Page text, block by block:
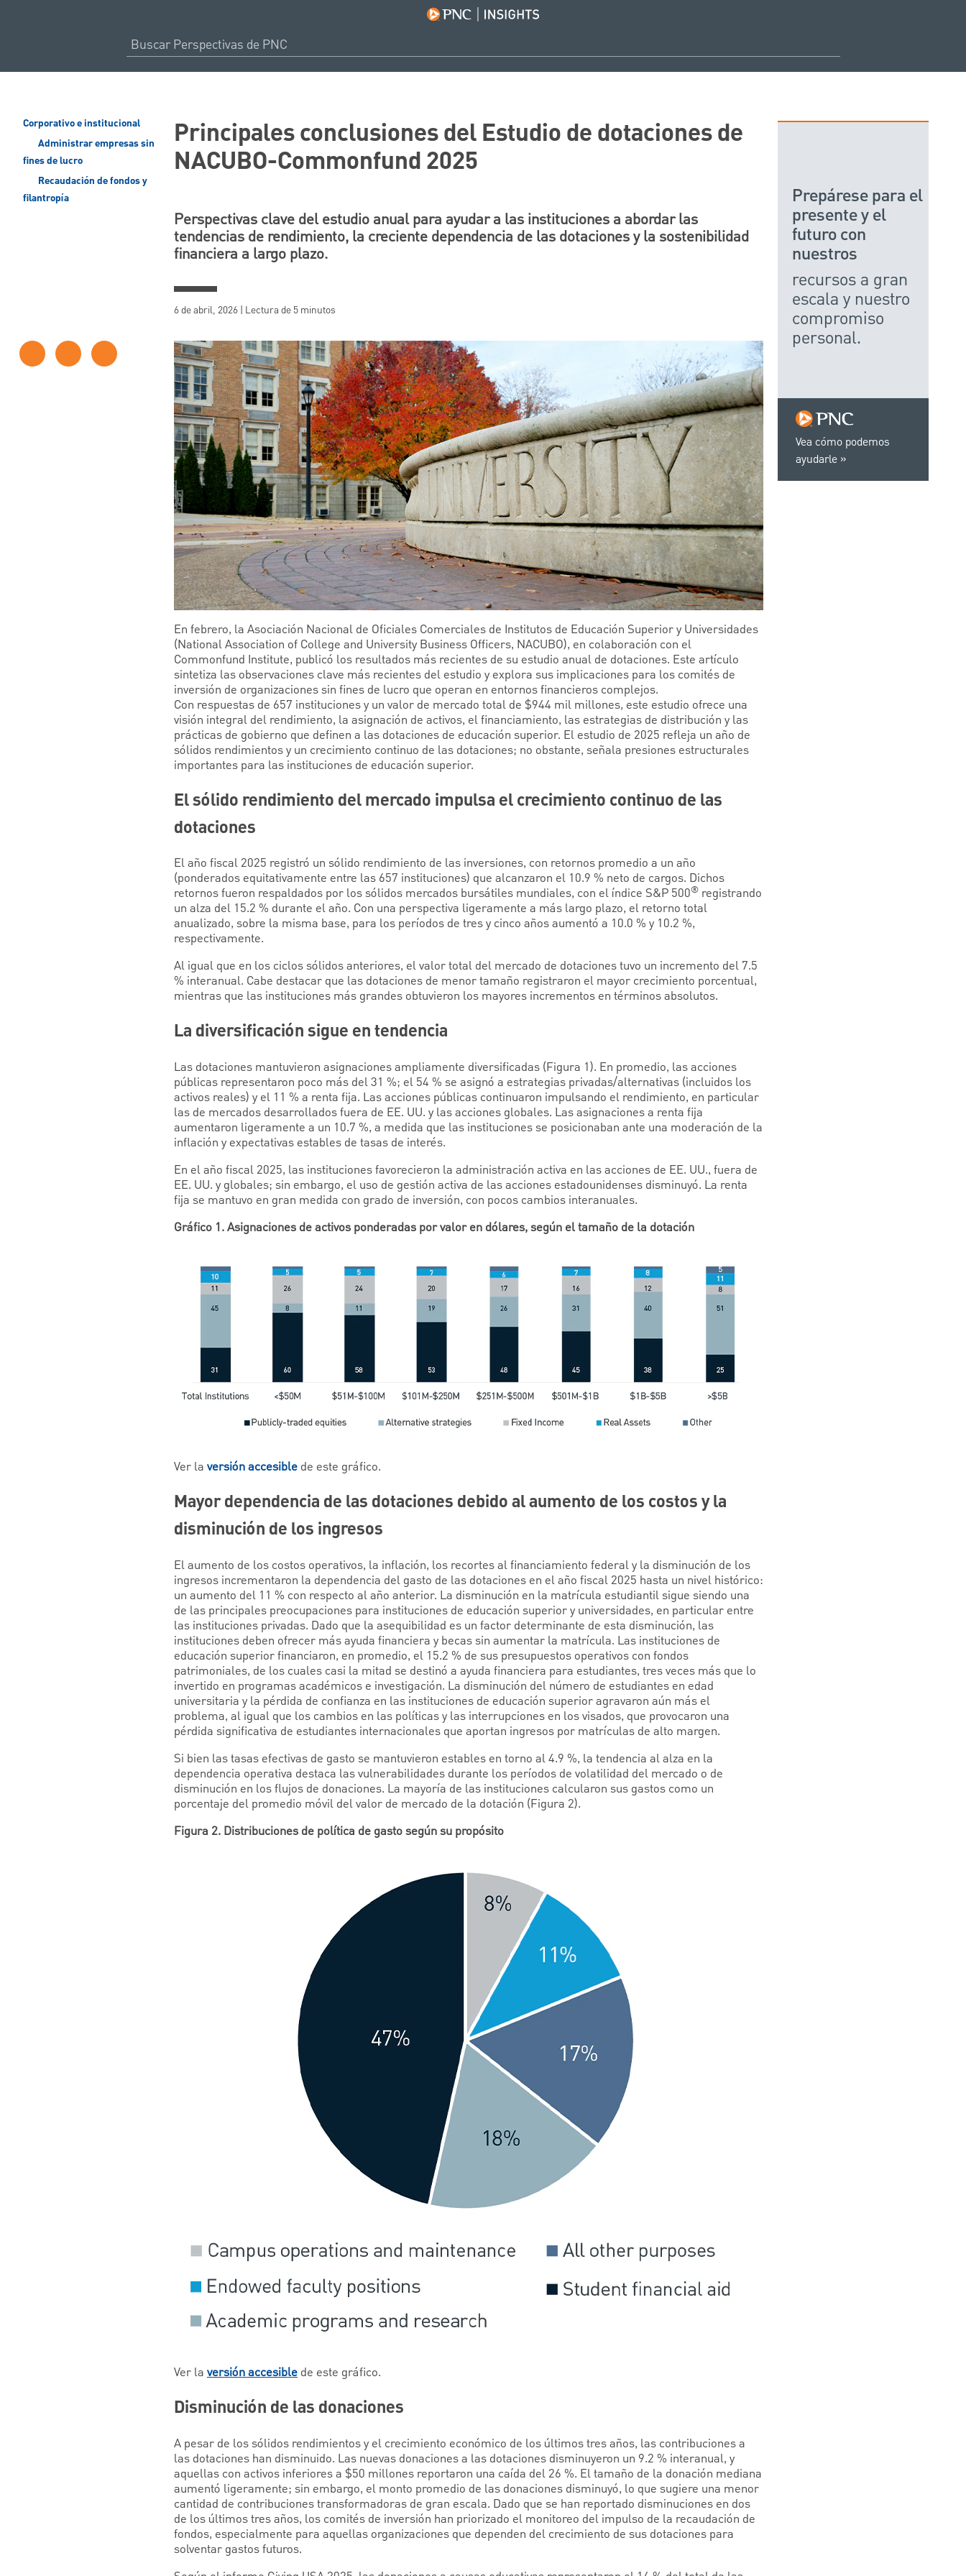
Corporativo e institucional
Administrar empresas sin
fines de lucro
Recaudación de fondos y
filantropía
Principales conclusiones del Estudio de dotaciones de
NACUBO-Commonfund 2025
Perspectivas clave del estudio anual para ayudar a las instituciones a abordar las
tendencias de rendimiento, la creciente dependencia de las dotaciones y la sostenibilidad
financiera a largo plazo.
6 de abril, 2026 | Lectura de 5 minutos
En febrero, la Asociación Nacional de Oficiales Comerciales de Institutos de Educación Superior y Universidades
(National Association of College and University Business Officers, NACUBO), en colaboración con el
Commonfund Institute, publicó los resultados más recientes de su estudio anual de dotaciones. Este artículo
sintetiza las observaciones clave más recientes del estudio y explora sus implicaciones para los comités de
inversión de organizaciones sin fines de lucro que operan en entornos financieros complejos.
Con respuestas de 657 instituciones y un valor de mercado total de $944 mil millones, este estudio ofrece una
visión integral del rendimiento, la asignación de activos, el financiamiento, las estrategias de distribución y las
prácticas de gobierno que definen a las dotaciones de educación superior. El estudio de 2025 refleja un año de
sólidos rendimientos y un crecimiento continuo de las dotaciones; no obstante, señala presiones estructurales
importantes para las instituciones de educación superior.
El sólido rendimiento del mercado impulsa el crecimiento continuo de las
dotaciones
El año fiscal 2025 registró un sólido rendimiento de las inversiones, con retornos promedio a un año
(ponderados equitativamente entre las 657 instituciones) que alcanzaron el 10.9 % neto de cargos. Dichos
retornos fueron respaldados por los sólidos mercados bursátiles mundiales, con el índice S&P 500® registrando
un alza del 15.2 % durante el año. Con una perspectiva ligeramente a más largo plazo, el retorno total
anualizado, sobre la misma base, para los períodos de tres y cinco años aumentó a 10.0 % y 10.2 %,
respectivamente.
Al igual que en los ciclos sólidos anteriores, el valor total del mercado de dotaciones tuvo un incremento del 7.5
% interanual. Cabe destacar que las dotaciones de menor tamaño registraron el mayor crecimiento porcentual,
mientras que las instituciones más grandes obtuvieron los mayores incrementos en términos absolutos.
La diversificación sigue en tendencia
Las dotaciones mantuvieron asignaciones ampliamente diversificadas (Figura 1). En promedio, las acciones
públicas representaron poco más del 31 %; el 54 % se asignó a estrategias privadas/alternativas (incluidos los
activos reales) y el 11 % a renta fija. Las acciones públicas continuaron impulsando el rendimiento, en particular
las de mercados desarrollados fuera de EE. UU. y las acciones globales. Las asignaciones a renta fija
aumentaron ligeramente a un 10.7 %, a medida que las instituciones se posicionaban ante una moderación de la
inflación y expectativas estables de tasas de interés.
En el año fiscal 2025, las instituciones favorecieron la administración activa en las acciones de EE. UU., fuera de
EE. UU. y globales; sin embargo, el uso de gestión activa de las acciones estadounidenses disminuyó. La renta
fija se mantuvo en gran medida con grado de inversión, con pocos cambios interanuales.
Gráfico 1. Asignaciones de activos ponderadas por valor en dólares, según el tamaño de la dotación
Ver la versión accesible de este gráfico.
Mayor dependencia de las dotaciones debido al aumento de los costos y la
disminución de los ingresos
El aumento de los costos operativos, la inflación, los recortes al financiamiento federal y la disminución de los
ingresos incrementaron la dependencia del gasto de las dotaciones en el año fiscal 2025 hasta un nivel histórico:
un aumento del 11 % con respecto al año anterior. La disminución en la matrícula estudiantil sigue siendo una
de las principales preocupaciones para instituciones de educación superior y universidades, en particular entre
las instituciones privadas. Dado que la asequibilidad es un factor determinante de esta disminución, las
instituciones deben ofrecer más ayuda financiera y becas sin aumentar la matrícula. Las instituciones de
educación superior financiaron, en promedio, el 15.2 % de sus presupuestos operativos con fondos
patrimoniales, de los cuales casi la mitad se destinó a ayuda financiera para estudiantes, tres veces más que lo
invertido en programas académicos e investigación. La disminución del número de estudiantes en edad
universitaria y la pérdida de confianza en las instituciones de educación superior agravaron aún más el
problema, al igual que los cambios en las políticas y las interrupciones en los visados, que provocaron una
pérdida significativa de estudiantes internacionales que aportan ingresos por matrículas de alto margen.
Si bien las tasas efectivas de gasto se mantuvieron estables en torno al 4.9 %, la tendencia al alza en la
dependencia operativa destaca las vulnerabilidades durante los períodos de volatilidad del mercado o de
disminución en los flujos de donaciones. La mayoría de las instituciones calcularon sus gastos como un
porcentaje del promedio móvil del valor de mercado de la dotación (Figura 2).
Figura 2. Distribuciones de política de gasto según su propósito
Ver la versión accesible de este gráfico.
Disminución de las donaciones
A pesar de los sólidos rendimientos y el crecimiento económico de los últimos tres años, las contribuciones a
las dotaciones han disminuido. Las nuevas donaciones a las dotaciones disminuyeron un 9.2 % interanual, y
aquellas con activos inferiores a $50 millones reportaron una caída del 26 %. El tamaño de la donación mediana
aumentó ligeramente; sin embargo, el monto promedio de las donaciones disminuyó, lo que sugiere una menor
cantidad de contribuciones transformadoras de gran escala. Dado que se han reportado disminuciones en dos
de los últimos tres años, los comités de inversión han priorizado el monitoreo del impulso de la recaudación de
fondos, especialmente para aquellas organizaciones que dependen del crecimiento de sus dotaciones para
solventar gastos futuros.
Vea cómo podemos
ayudarle
Prepárese para el
presente y el
futuro con
nuestros
recursos a gran
escala y nuestro
compromiso
personal.